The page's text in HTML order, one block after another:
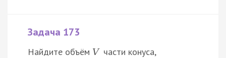
Задача 173
Найдите объём V части конуса,